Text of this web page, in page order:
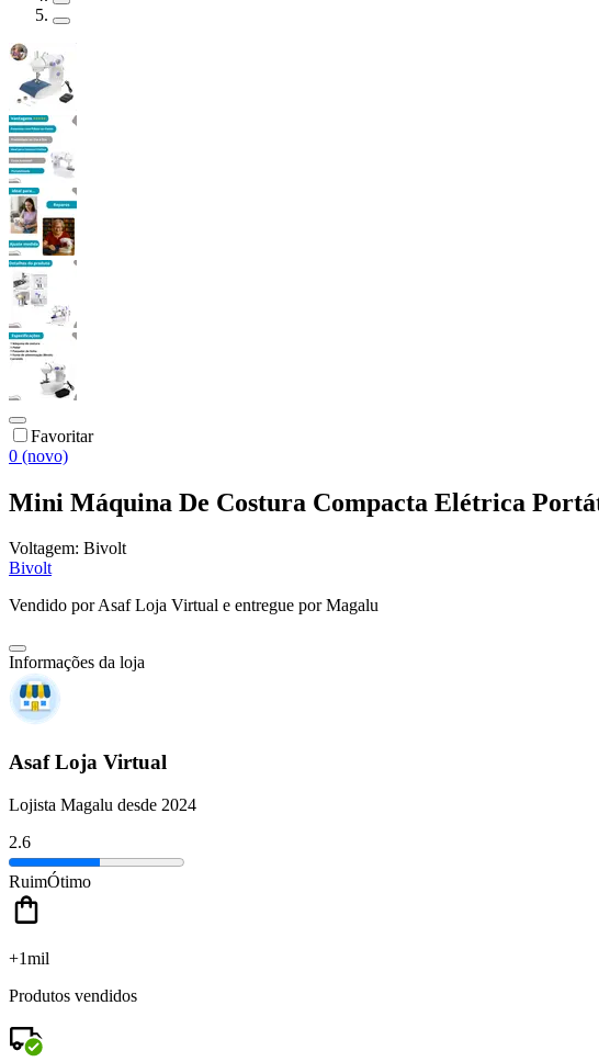
Favoritar
0 (novo)
Mini Máquina De Costura Compacta Elétrica
Voltagem: Bivolt
Bivolt
Vendido porAsaf Loja Virtual e entregue por Magalu
Informações da loja
Asaf Loja Virtual
Lojista Magalu desde 2024
2.6
RuimÓtimo
+1mil
Produtos vendidos